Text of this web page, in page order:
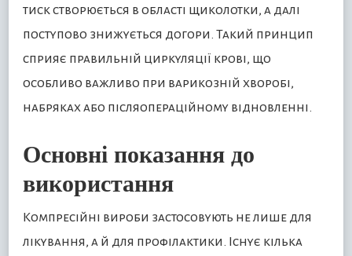
тиск створюється в області щиколотки, а далі
поступово знижується догори. Такий принцип
сприяє правильній циркуляції крові, що
особливо важливо при варикозній хворобі,
набряках або післяопераційному відновленні.
Основні показання до
використання
Компресійні вироби застосовують не лише для
лікування, а й для профілактики. Існує кілька